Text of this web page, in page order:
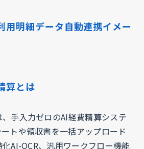
用明細データ自動連携イメー
算とは
手入力ゼロのAI経費精算システ
トや領収書を一括アップロード
AI-OCR、汎用ワークフロー機能